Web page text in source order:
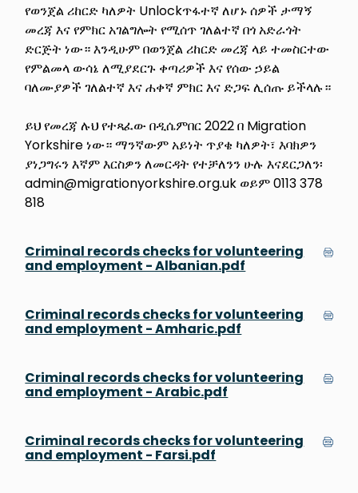
የወንጀል ሪከርድ ካለዎት Unlockጥፋተኛ ለሆኑ ሰዎች ታማኝ
መረጃ እና የምክር አገልግሎት የሚሰጥ ገለልተኛ በጎ አድራጎት
ድርጅት ነው። እንዲሁም በወንጀል ሪከርድ መረጃ ላይ ተመስርተው
የምልመላ ውሳኔ ለሚያደርጉ ቀጣሪዎች እና የሰው ኃይል
ባለሙያዎች ገለልተኛ እና ሐቀኛ ምክር እና ድጋፍ ሊሰጡ ይችላሉ።
ይህ የመረጃ ሉህ የተጻፈው በዲሴምበር 2022 በ Migration
Yorkshire ነው። ማንኛውም አይነት ጥያቄ ካለዎት፣ እባክዎን
ያነጋግሩን እኛም እርስዎን ለመርዳት የተቻለንን ሁሉ እናደርጋለን፡
admin@migrationyorkshire.org.uk ወይም 0113 378
818
Criminal records checks for volunteering
and employment - Albanian.pdf
Criminal records checks for volunteering
and employment - Amharic.pdf
Criminal records checks for volunteering
and employment - Arabic.pdf
Criminal records checks for volunteering
and employment - Farsi.pdf